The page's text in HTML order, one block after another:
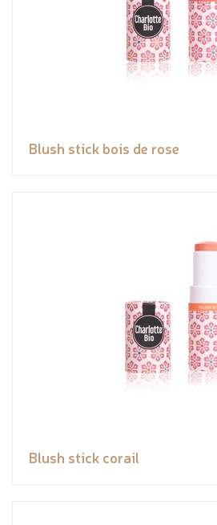
Blush stick bois de rose
Blush stick corail